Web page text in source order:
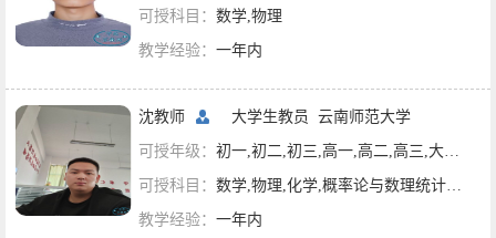
可授科目： 数学,物理
教学经验： 一年内
沈教师 大学生教员 云南师范大学
可授年级： 初一,初二,初三,高一,高二,高三,大学课程,考研辅导
可授科目： 数学,物理,化学,概率论与数理统计,线性代数,高等数学,大学物理,理科综合
教学经验： 一年内